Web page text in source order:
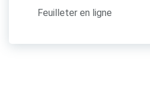
Feuilleter en ligne